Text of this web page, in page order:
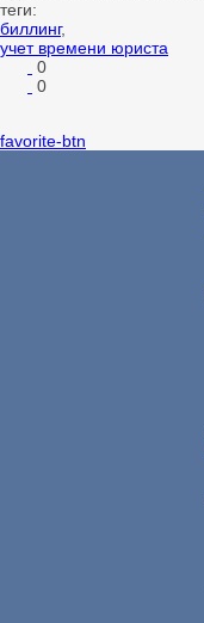
теги:
биллинг,
учет времени юриста
0
0
favorite-btn